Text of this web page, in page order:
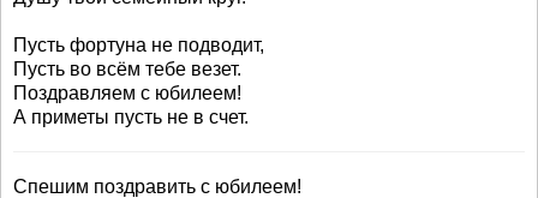
Пусть фортуна не подводит,
Пусть во всём тебе везет.
Поздравляем с юбилеем!
А приметы пусть не в счет.
Спешим поздравить с юбилеем!